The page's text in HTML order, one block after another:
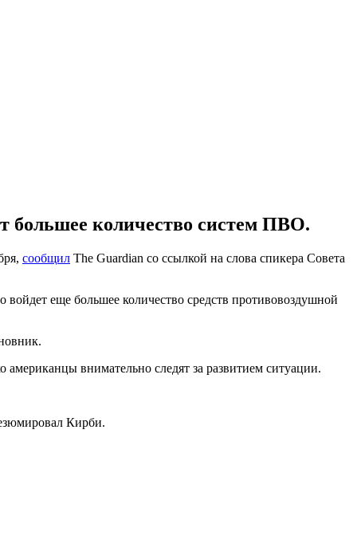
большее количество систем ПВО.
сообщил The Guardian со ссылкой на слова спикера Совета
еще большее количество средств противовоздушной
внимательно следят за развитием ситуации.
Кирби.